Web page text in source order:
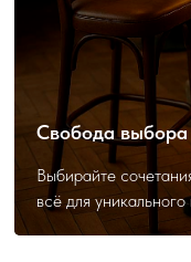
Свобода выбора
Выбирайте
всё для уникального